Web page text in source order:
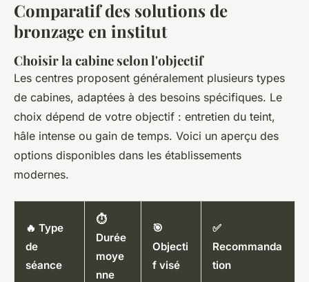
Comparatif des solutions de
bronzage en institut
Choisir la cabine selon l'objectif
Les centres proposent généralement plusieurs types
de cabines, adaptées à des besoins spécifiques. Le
choix dépend de votre objectif : entretien du teint,
hâle intense ou gain de temps. Voici un aperçu des
options disponibles dans les établissements
modernes.
🔥 Type
de
séance
⏱
Durée
moye
nne
🎯
Objecti
f visé
✅
Recommanda
tion